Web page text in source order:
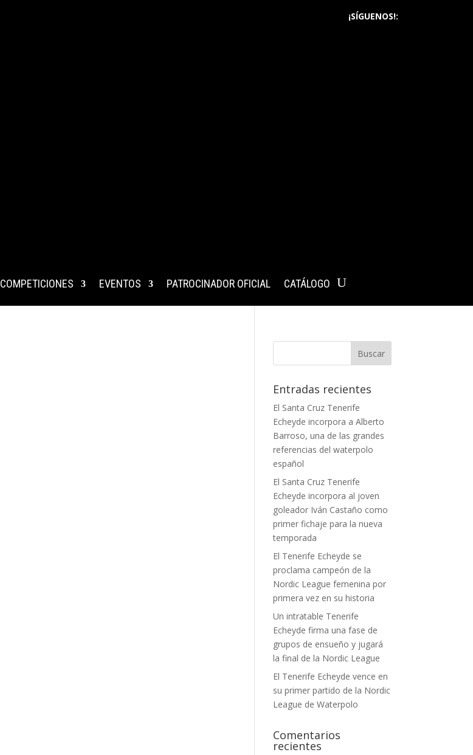
¡SÍGUENOS!:
COMPETICIONES EVENTOS PATROCINADOR OFICIAL CATÁLOGO
Entradas recientes
El Santa Cruz Tenerife
Echeyde incorpora a Alberto
Barroso, una de las grandes
referencias del waterpolo
español
El Santa Cruz Tenerife
Echeyde incorpora al joven
goleador Iván Castaño como
primer fichaje para la nueva
temporada
El Tenerife Echeyde se
proclama campeón de la
Nordic League femenina por
primera vez en su historia
Un intratable Tenerife
Echeyde firma una fase de
grupos de ensueño y jugará
la final de la Nordic League
El Tenerife Echeyde vence en
su primer partido de la Nordic
League de Waterpolo
Comentarios
recientes